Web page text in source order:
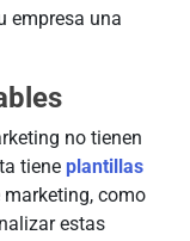
empresa una
no tienen
tiene plantillas
como
estas